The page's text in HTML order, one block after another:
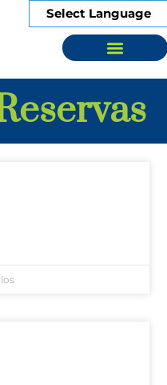
Select Language